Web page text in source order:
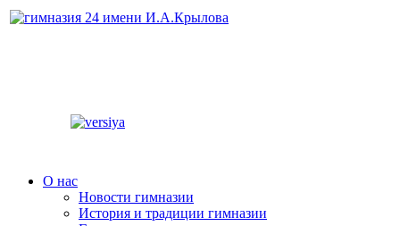
О нас
Новости гимназии
История и традиции гимназии